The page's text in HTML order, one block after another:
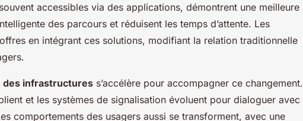
accessibles via des applications, démontrent une meilleure
des parcours et réduisent les temps d’attente. Les
en intégrant ces solutions, modifiant la relation traditionnelle
des infrastructures s’accélère pour accompagner ce changement.
et les systèmes de signalisation évoluent pour dialoguer avec
comportements des usagers aussi se transforment, avec une